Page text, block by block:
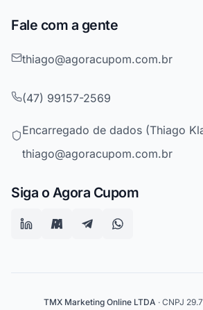
Fale com a gente
thiago@agoracupom.com.br
(47) 99157-2569
Encarregado de dados (Thiago
thiago@agoracupom.com.br
Siga o Agora Cupom
TMX Marketing Online LTDA · CNPJ